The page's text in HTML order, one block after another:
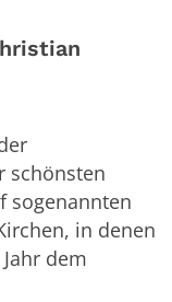
schönsten
sogenannten
in denen
dem